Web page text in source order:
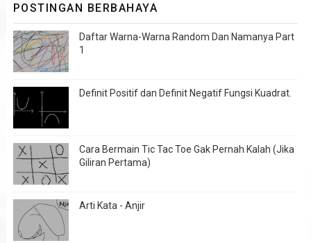
POSTINGAN BERBAHAYA
Daftar Warna-Warna Random Dan Namanya Part
1
Definit Positif dan Definit Negatif Fungsi Kuadrat.
Cara Bermain Tic Tac Toe Gak Pernah Kalah (Jika
Giliran Pertama)
Arti Kata - Anjir